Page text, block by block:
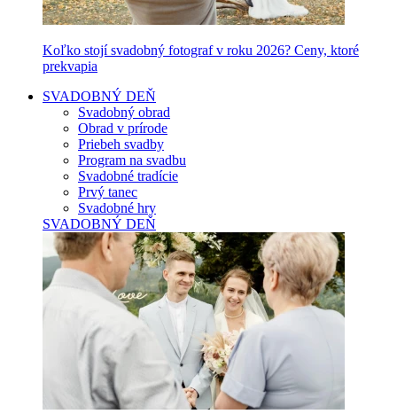
Koľko stojí svadobný fotograf v roku 2026? Ceny, ktoré
prekvapia
SVADOBNÝ DEŇ
Svadobný obrad
Obrad v prírode
Priebeh svadby
Program na svadbu
Svadobné tradície
Prvý tanec
Svadobné hry
SVADOBNÝ DEŇ